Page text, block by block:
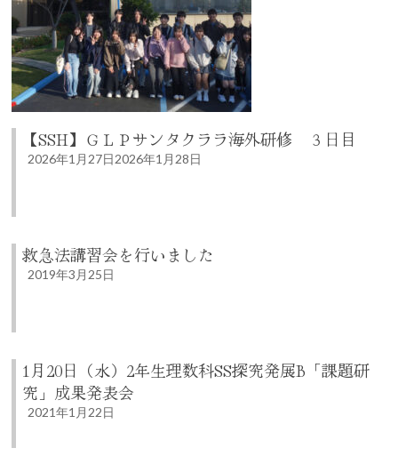
【SSH】ＧＬＰサンタクララ海外研修 ３日目
2026年1月27日2026年1月28日
救急法講習会を行いました
2019年3月25日
1月20日（水）2年生理数科SS探究発展B「課題研
究」成果発表会
2021年1月22日